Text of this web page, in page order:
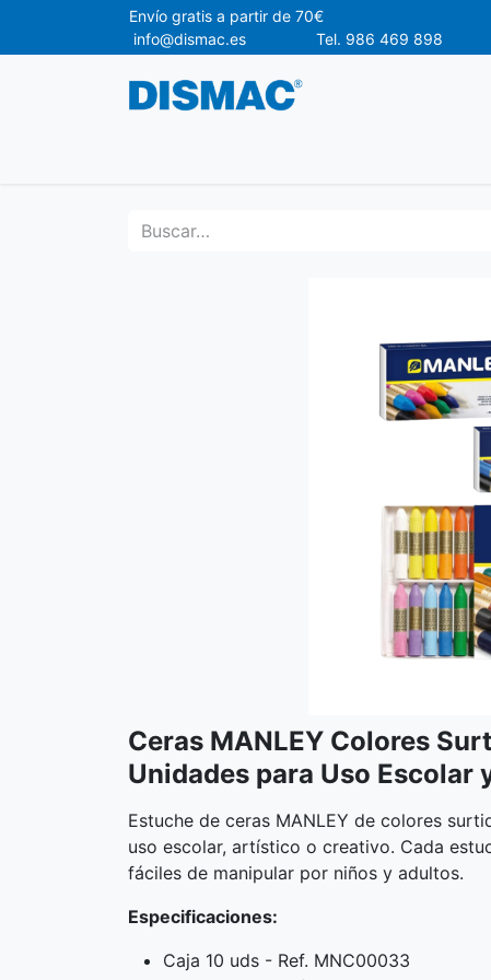
Envío
info@dismac.es Tel. 986 469 898
Ceras MANLEY Colores
Unidades para Uso Escolar
Estuche de ceras MANLEY de colores
uso escolar, artístico o creativo. Cada
fáciles de manipular por niños y adultos.
Especificaciones:
Caja 10 uds - Ref. MNC00033